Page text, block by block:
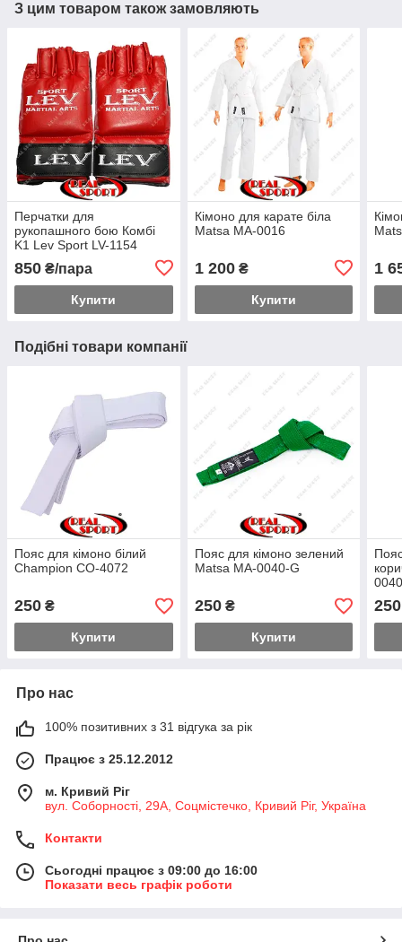
З цим товаром також замовляють
Перчатки для
рукопашного бою Комбі
K1 Lev Sport LV-1154
850 ₴/пара
Купити
Кімоно для карате біла
Matsa MA-0016
1 200₴
Купити
1
Подібні товари компанії
Пояс для кімоно білий
Champion CO-4072
250 ₴
Купити
Пояс для кімоно зелений
Matsa MA-0040-G
250₴
Купити
250
Про нас
100% позитивних з 31 відгука за рік
Працює з 25.12.2012
м. Кривий Ріг
вул. Соборності, 29А, Соцмістечко, Кривий Ріг, Україна
Контакти
Сьогодні працює з 09:00 до 16:00
Показати весь графік роботи